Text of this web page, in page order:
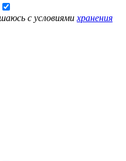
с условиями хранения